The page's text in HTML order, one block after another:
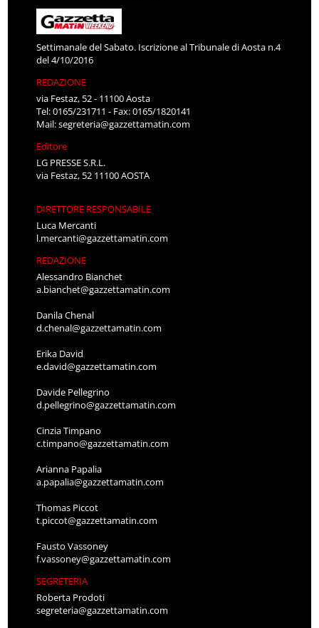
Settimanale del Sabato. Iscrizione al Tribunale di Aosta n.4
del 4/10/2016
REDAZIONE
via Festaz, 52 - 11100 Aosta
Tel: 0165/231711 - Fax: 0165/1820141
Mail:segreteria@gazzettamatin.com
Editore
LG PRESSE S.R.L.
via Festaz, 52 11100 AOSTA
DIRETTORE RESPONSABILE
Luca Mercanti
l.mercanti@gazzettamatin.com
REDAZIONE
Alessandro Bianchet
a.bianchet@gazzettamatin.com
Danila Chenal
d.chenal@gazzettamatin.com
Erika David
e.david@gazzettamatin.com
Davide Pellegrino
d.pellegrino@gazzettamatin.com
Cinzia Timpano
c.timpano@gazzettamatin.com
Arianna Papalia
a.papalia@gazzettamatin.com
Thomas Piccot
t.piccot@gazzettamatin.com
Fausto Vassoney
f.vassoney@gazzettamatin.com
SEGRETERIA
Roberta Prodoti
segreteria@gazzettamatin.com